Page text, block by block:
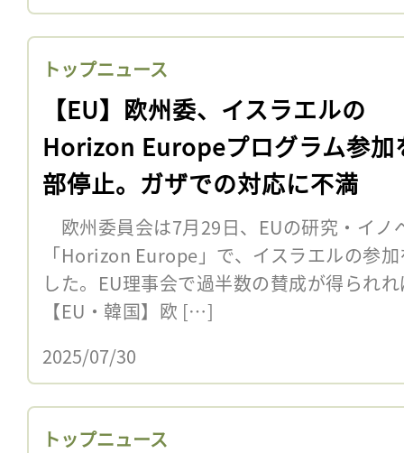
トップニュース
【EU】欧州委、イスラエルの
Horizon Europeプログラム参加
部停止。ガザでの対応に不満
欧州委員会は7月29日、EUの研究・イノ
「Horizon Europe」で、イスラエルの参
した。EU理事会で過半数の賛成が得られ
【EU・韓国】欧 […]
2025/07/30
トップニュース